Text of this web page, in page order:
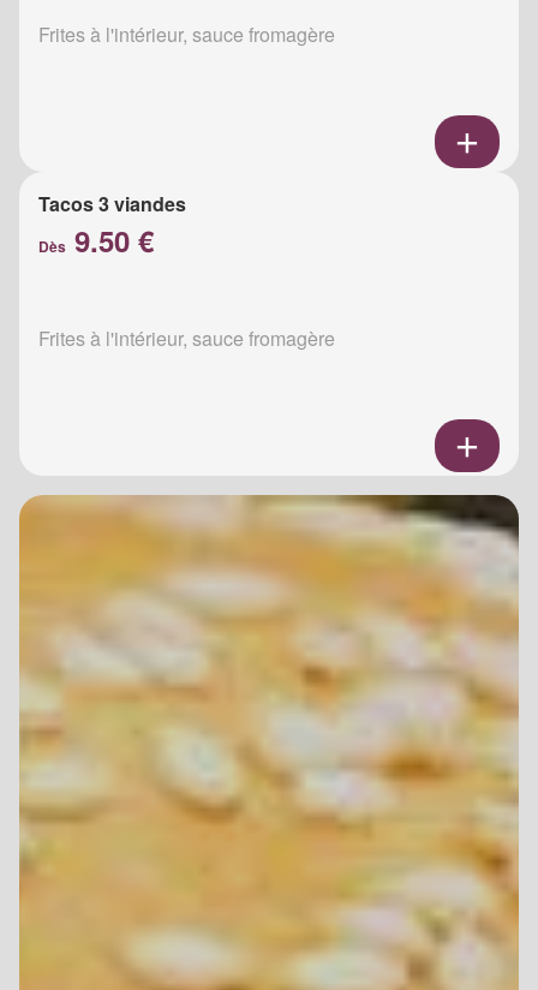
Frites à l'intérieur, sauce fromagère
Tacos 3 viandes
Dès 9.50 €
Frites à l'intérieur, sauce fromagère